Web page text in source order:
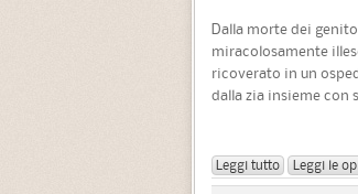
Dalla morte dei
miracolosamente
ricoverato in un
dalla zia insieme con
Leggi tutto Leggi le